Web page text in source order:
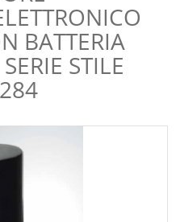
BATTERIA
STILE